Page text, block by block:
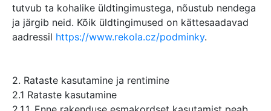
tutvub ta kohalike üldtingimustega, nõustub nendega
ja järgib neid. Kõik üldtingimused on kättesaadavad
aadressil https://www.rekola.cz/podminky.
2. Rataste kasutamine ja rentimine
2.1 Rataste kasutamine